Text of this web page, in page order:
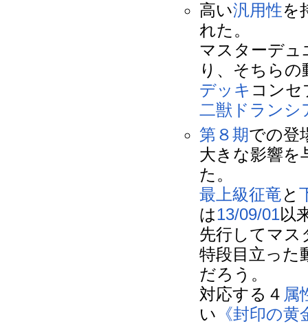
高い汎用性を
れた。
マスターデュ
り、そちら
デッキ コンセ
二獣ドランシ
第８期での登
大きな影響を
た。
最上級征竜と
は13/09/01以
先行してマス
特段目立った
だろう。
対応する４ 属
い 《封印の黄